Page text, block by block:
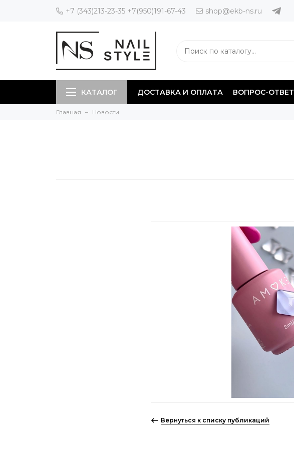
+7 (343)213-23-35 +7(950)191-67-43 shop@ekb-ns.ru
КАТАЛОГ ДОСТАВКА И ОПЛАТА ВОПРОС-ОТВЕТ
Главная Новости
Вернуться к списку публикаций